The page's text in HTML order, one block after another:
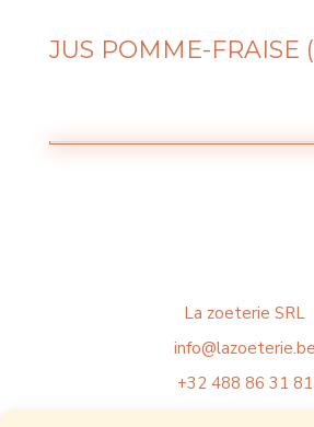
JUS POMME-FRAISE
La zoeterie SRL
info@lazoeterie.be
+32 488 86 31 81